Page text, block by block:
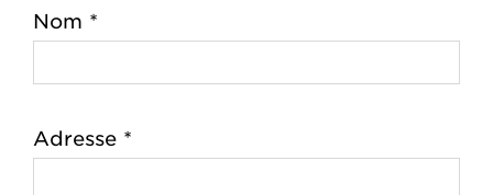
Nom *
Adresse *